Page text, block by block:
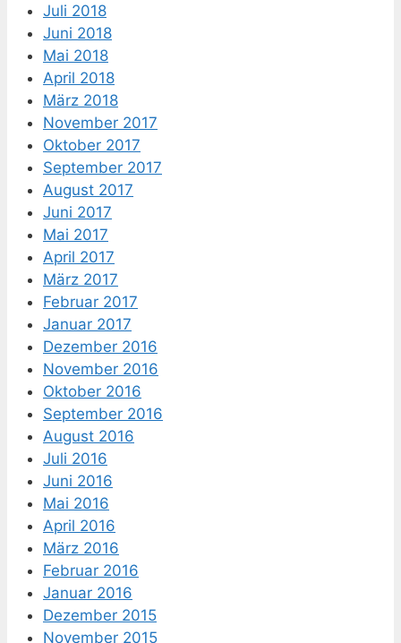
Juli 2018
Juni 2018
Mai 2018
April 2018
März 2018
November 2017
Oktober 2017
September 2017
August 2017
Juni 2017
Mai 2017
April 2017
März 2017
Februar 2017
Januar 2017
Dezember 2016
November 2016
Oktober 2016
September 2016
August 2016
Juli 2016
Juni 2016
Mai 2016
April 2016
März 2016
Februar 2016
Januar 2016
Dezember 2015
November 2015